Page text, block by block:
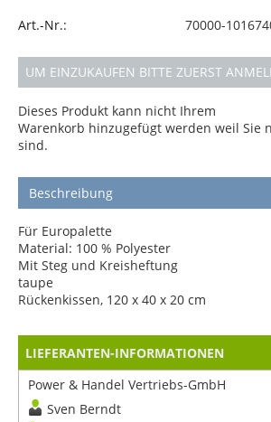
Art.-Nr.: 70000-
UM EINZUKAUFEN BITTE ZUERST
Dieses Produkt kann nicht Ihrem
Warenkorb hinzugefügt werden weil Sie
sind.
Beschreibung
Für Europalette
Material: 100 % Polyester
Mit Steg und Kreisheftung
taupe
Rückenkissen, 120 x 40 x 20 cm
LIEFERANTEN-INFORMATIONEN
Power & Handel Vertriebs-GmbH
Sven Berndt